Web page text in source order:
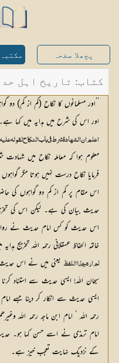
پچھلا صفحہ
کتاب: تاریخ اہل حدیث
’’اور مسلمانوں کا نکاح (کم از کم) دو
اور اس کی شرح میں ہدایہ میں کہا ہے۔
اعلم ان الشہادۃ شرط فی باب النکاح لقولہ
معلوم ہوا کہ معاملہ نکاح میں
فرمایا نکاح درست نہیں ہوتا مگر
اس مقام پر کم از کم دو گواہوں
حدیث بیان کی ہے۔ لیکن اس کی
اس حدیث کو کس امام حدیث نے
خاتمہ الحفاظ عسقلانی رحمہ اللہ تخریج
لم ارہ بھذا اللفظ یعنی میں نے اس حدیث
سبحان اللہ! ایسی حدیث سے استناد
ایسی حدیث سے انکار کر دینا جسے امام
رحمہ اللہ ‘ امام ابن ماجہ رحمہ
امام ترمذی نے اسے حسن کہا ہو۔
کے نزدیک نہایت تعجب خیز ہے۔